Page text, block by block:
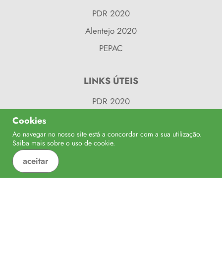
PDR 2020
Alentejo 2020
PEPAC
LINKS ÚTEIS
PDR 2020
Alentejo 2020
Cookies
Ao navegar no nosso site está a concordar com a sua utilização.
Saiba mais sobre o uso de cookie.
aceitar
Confinanciado por: